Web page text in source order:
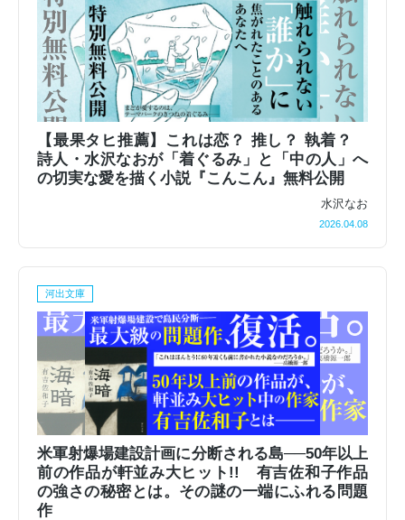
【最果タヒ推薦】これは恋？ 推し？ 執着？
詩人・水沢なおが「着ぐるみ」と「中の人」へ
の切実な愛を描く小説『こんこん』無料公開
水沢なお
2026.04.08
河出文庫
米軍射爆場建設計画に分断される島──50年以上
前の作品が軒並み大ヒット!! 有吉佐和子作品
の強さの秘密とは。その謎の一端にふれる問題
作